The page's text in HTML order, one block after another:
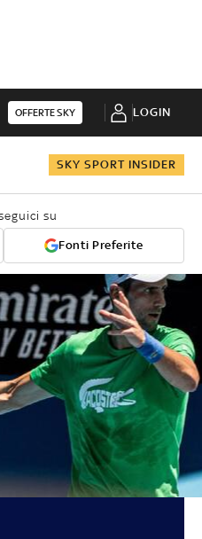
OFFERTE SKY LOGIN
SKY SPORT INSIDER
su
Fonti Preferite